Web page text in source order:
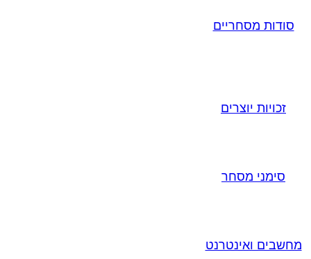
סודות מסחריים
זכויות יוצרים
סימני מסחר
מחשבים ואינטרנט